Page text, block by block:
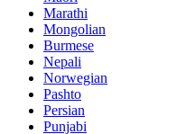
Marathi
Mongolian
Burmese
Nepali
Norwegian
Pashto
Persian
Punjabi